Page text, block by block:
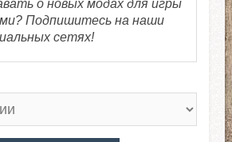
о новых модах для игры
Подпишитесь на наши
сетях!